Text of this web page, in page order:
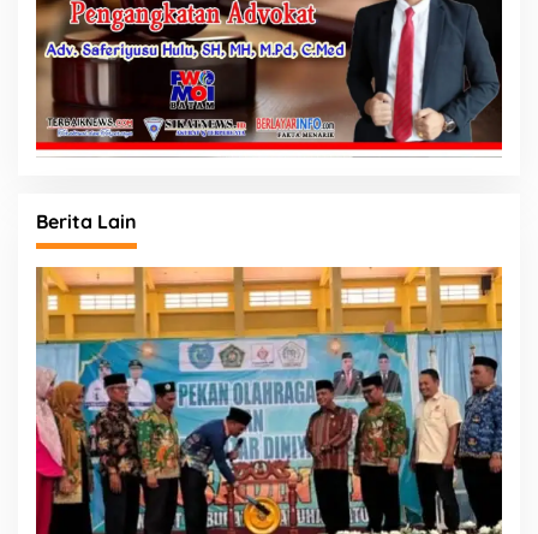
Berita Lain